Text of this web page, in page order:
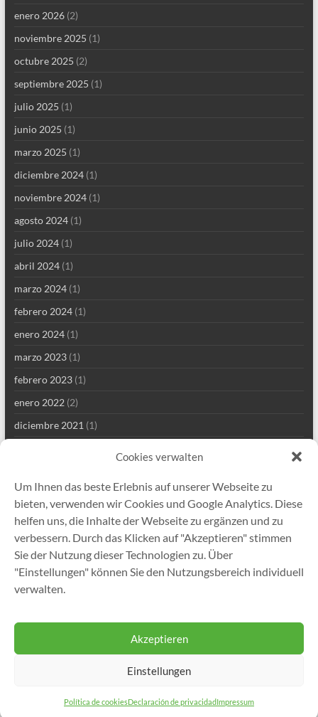
Cookies verwalten
Um Ihnen das beste Erlebnis auf unserer Webseite zu
bieten, verwenden wir Cookies und Google Analytics. Diese
helfen uns, die Inhalte der Webseite zu ergänzen und zu
verbessern. Durch das Klicken auf "Akzeptieren" stimmen
Sie der Nutzung dieser Technologien zu. Über
"Einstellungen" können Sie den Nutzungsbereich individuell
verwalten.
Akzeptieren
Einstellungen
Política de cookiesDeclaración de privacidadImpressum
enero 2026(2)
noviembre 2025 (1)
octubre 2025 (2)
septiembre 2025 (1)
julio 2025 (1)
junio 2025 (1)
marzo 2025 (1)
diciembre 2024(1)
noviembre 2024(1)
agosto 2024(1)
julio 2024(1)
abril 2024(1)
marzo 2024(1)
febrero 2024(1)
enero 2024(1)
marzo 2023(1)
febrero 2023(1)
enero 2022(2)
diciembre 2021 (1)
julio 2021(1)
junio 2021
(1)
mayo 2021(8)
abril 2021(2)
enero 2021
Gutekunst Formfedern GmbH